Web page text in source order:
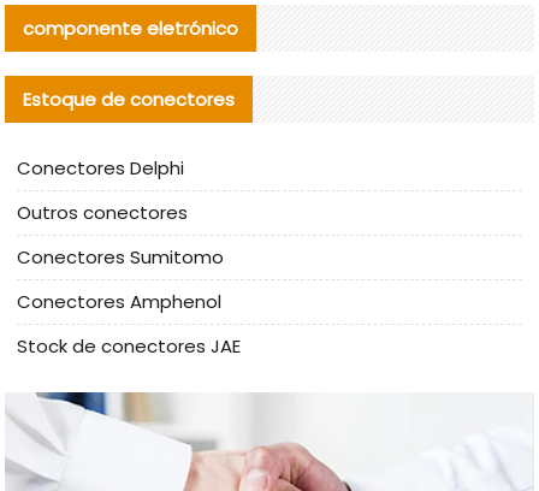
componente eletrónico
Estoque de conectores
Conectores Delphi
Outros conectores
Conectores Sumitomo
Conectores Amphenol
Stock de conectores JAE